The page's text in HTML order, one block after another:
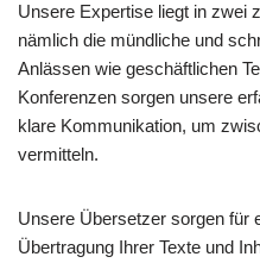
Unsere Expertise liegt in zwei
nämlich die mündliche und
Anlässen wie geschäftlichen
Konferenzen sorgen unsere
klare Kommunikation, um
vermitteln.
Unsere Übersetzer sorgen für
Übertragung Ihrer Texte und